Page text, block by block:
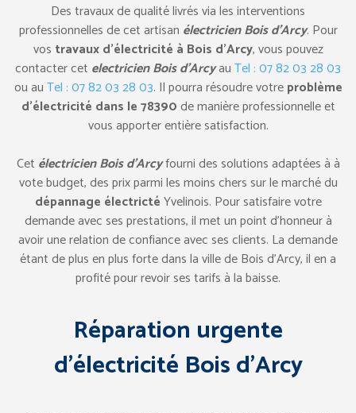
Des travaux de qualité livrés via les interventions
professionnelles de cet artisan électricien Bois d’Arcy. Pour
vos travaux d’électricité à Bois d’Arcy, vous pouvez
contacter cet electricien Bois d’ArcyauTel : 07 82 03 28 03
ou auTel : 07 82 03 28 03. Il pourra résoudre votreproblème
d’électricité dans le 78390de manière professionnelle et
vous apporter entière satisfaction.
Cet électricien Bois d’Arcyfourni des solutions adaptées à à
vote budget, des prix parmi les moins chers sur le marché du
dépannage électrictéYvelinois. Pour satisfaire votre
demande avec ses prestations, il met un point d’honneur à
avoir une relation de confiance avec ses clients. La demande
étant de plus en plus forte dans la ville de Bois d’Arcy, il en a
profité pour revoir ses tarifs à la baisse.
Réparation urgente
d’électricité Bois d’Arcy